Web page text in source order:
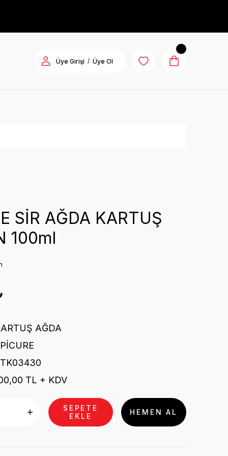
Üye Girişi / Üye Ol
SİR AĞDA KARTUŞ
100ml
AĞDA
TL + KDV
SEPETE
EKLE
HEMEN AL